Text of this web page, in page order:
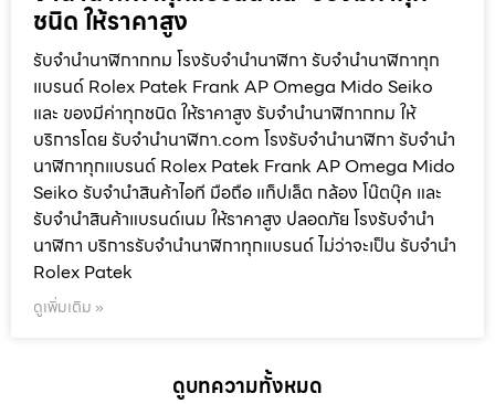
ชนิด ให้ราคาสูง
รับจำนำนาฬิกากทม โรงรับจำนำนาฬิกา รับจำนำนาฬิกาทุก
แบรนด์ Rolex Patek Frank AP Omega Mido Seiko
และ ของมีค่าทุกชนิด ให้ราคาสูง รับจำนำนาฬิกากทม ให้
บริการโดย รับจํานํานาฬิกา.com โรงรับจำนำนาฬิกา รับจำนำ
นาฬิกาทุกแบรนด์ Rolex Patek Frank AP Omega Mido
Seiko รับจำนำสินค้าไอที มือถือ แท็ปเล็ต กล้อง โน๊ตบุ๊ค และ
รับจำนำสินค้าแบรนด์เนม ให้ราคาสูง ปลอดภัย โรงรับจำนำ
นาฬิกา บริการรับจำนำนาฬิกาทุกแบรนด์ ไม่ว่าจะเป็น รับจำนำ
Rolex Patek
ดูเพิ่มเติม »
ดูบทความทั้งหมด